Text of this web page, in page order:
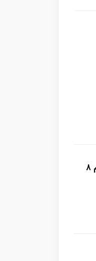
کیس تاینی استوک اچ پی HP ProDesk 600 G4 mini با پردازنده اینتل i5 8500T و رم 8